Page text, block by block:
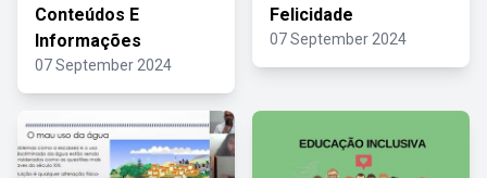
Conteúdos E
Informações
07 September 2024
Felicidade
07 September 2024